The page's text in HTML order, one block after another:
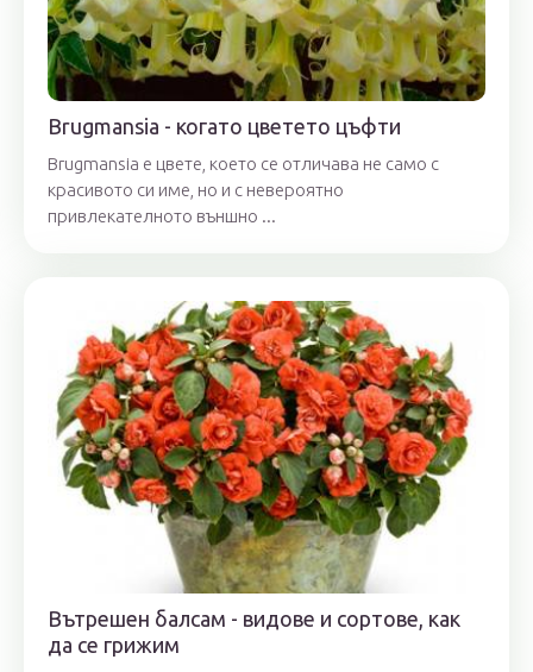
Brugmansia - когато цветето цъфти
Brugmansia е цвете, което се отличава не само с
красивото си име, но и с невероятно
привлекателното външно ...
Вътрешен балсам - видове и сортове, как
да се грижим